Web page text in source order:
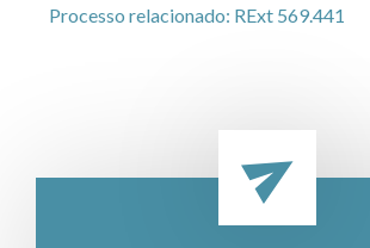
Processo relacionado: RExt 569.441